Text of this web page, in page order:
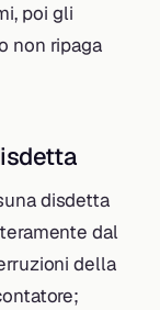
poi gli
non ripaga
disdetta
dal
della